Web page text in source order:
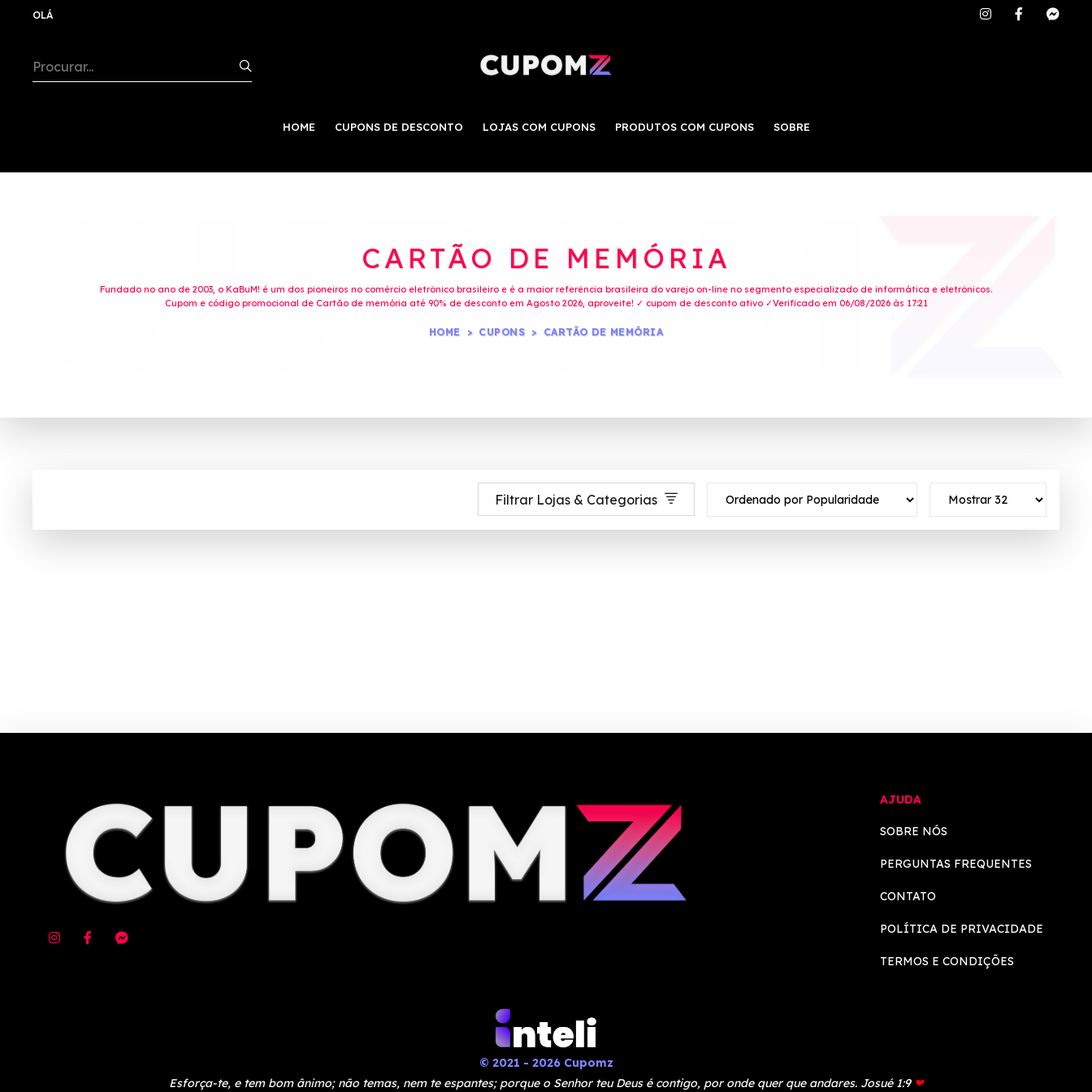
OLÁ
HOME CUPONS DE DESCONTO LOJAS COM CUPONS PRODUTOS COM CUPONS SOBRE
CARTÃO DE MEMÓRIA
Fundado no ano de 2003, o KaBuM! é um dos pioneiros no comércio eletrônico brasileiro e é a maior referência brasileira do varejo on-line no segmento especializado de informática e eletrônicos.
Cupom e código promocional de Cartão de memória até 90% de desconto em Agosto 2026, aproveite! ✓ cupom de desconto ativo ✓Verificado em 06/08/2026 às 17:21
HOME CUPONS CARTÃO DE MEMÓRIA
Filtrar Lojas & Categorias
AJUDA
SOBRE NÓS
PERGUNTAS FREQUENTES
CONTATO
POLÍTICA DE PRIVACIDADE
TERMOS E CONDIÇÕES
© 2021 - 2026 Cupomz
Esforça-te, e tem bom ânimo; não temas, nem te espantes; porque o Senhor teu Deus é contigo, por onde quer que andares. Josué 1:9 ❤